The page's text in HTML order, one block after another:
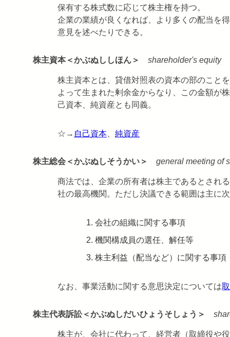
保有する株式数に応じて株主権を持つ。
企業の業績が良くなれば、より多くの配当を
意見を述べたりできる。
株主資本＜かぶぬししほん＞ shareholder's equity
株主資本とは、貸借対照表の資本の部のこと
よって生まれた剰余金からなり、この金額が
己資本、純資産とも同義。
☆→ 自己資本 純資産
株主総会＜かぶぬしそうかい＞ general meeting of
商法では、企業の所有者は株主であるとされ
社の最高機関。ただし決議できる範囲は主に
会社の組織に関する事項
機関構成員の選任、解任等
株主利益（配当など）に関する事項
なお、事業活動に関する意思決定については
株主代表訴訟＜かぶぬしだいひょうそしょう＞
株主が、会社に代わって、経営者（取締役や